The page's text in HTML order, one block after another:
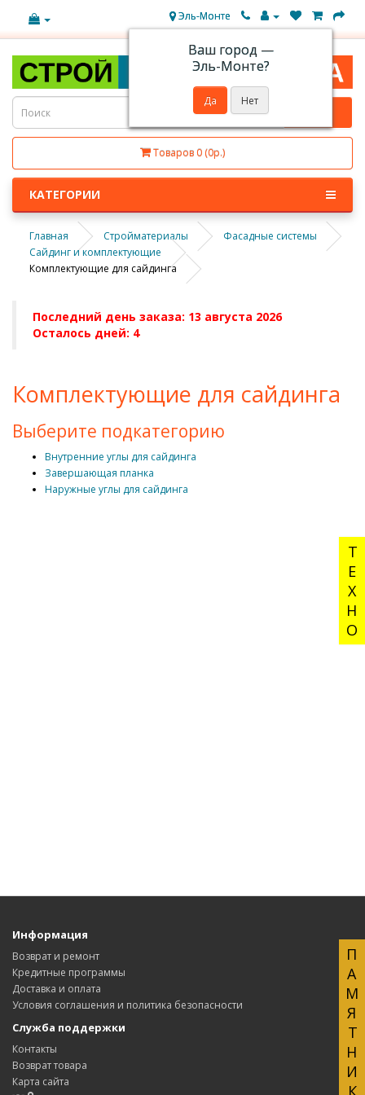
ТЕХНО
ПАМЯТНИКИ
Эль-Монте
Ваш город —
Эль-Монте?
Товаров 0 (0р.)
КАТЕГОРИИ
Главная Стройматериалы
Фасадные системы
Сайдинг и комплектующие
Комплектующие для сайдинга
Последний день заказа: 13 августа 2026
Осталось дней: 4
Комплектующие для сайдинга
Выберите подкатегорию
Внутренние углы для сайдинга
Завершающая планка
Наружные углы для сайдинга
Информация
Возврат и ремонт
Кредитные программы
Доставка и оплата
Условия соглашения и политика безопасности
Служба поддержки
Контакты
Возврат товара
Карта сайта